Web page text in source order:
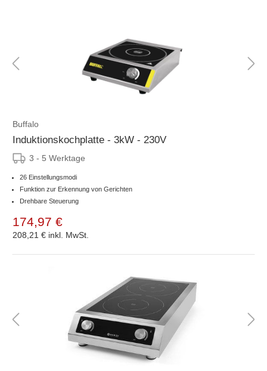
Buffalo
Induktionskochplatte - 3kW - 230V
3 - 5 Werktage
26 Einstellungsmodi
Funktion zur Erkennung von Gerichten
Drehbare Steuerung
174,97 €
208,21 € inkl. MwSt.